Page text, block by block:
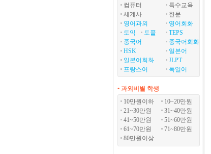
컴퓨터
특수교육
세계사
한문
영어과외
영어회화
토익
토플
TEPS
중국어
중국어회화
HSK
일본어
일본어회화
JLPT
프랑스어
독일어
• 과외비별 학생
10만원이하
10~20만원
21~30만원
31~40만원
41~50만원
51~60만원
61~70만원
71~80만원
80만원이상